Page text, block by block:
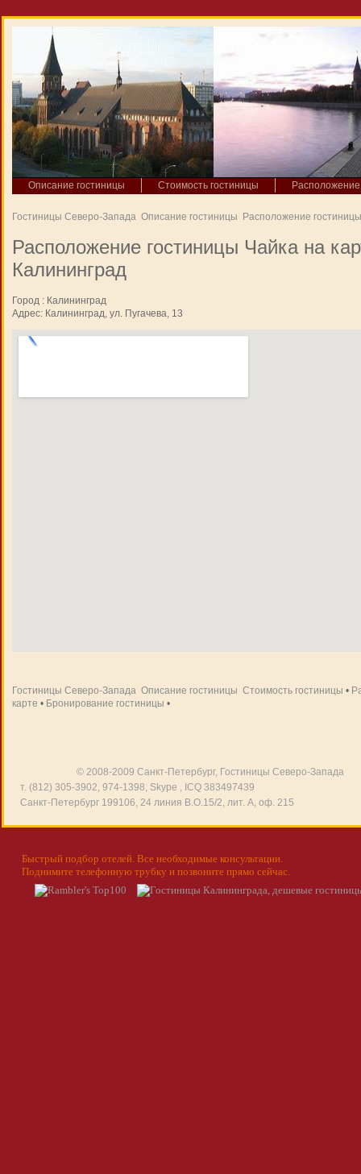
Описание гостиницы Стоимость гостиницы
Гостиницы Северо-Запада Описание гостиницы Расположение
Расположение гостиницы Чайка на
Калининград
Город : Калининград
Адрес: Калининград, ул. Пугачева, 13
Гостиницы Северо-Запада Описание гостиницы Стоимость гостиницы •
карте • Бронирование гостиницы •
© 2008-2009 Санкт-Петербург, Гостиницы Северо-Запада
т. (812) 305-3902, 974-1398, Skype , ICQ 383497439
Санкт-Петербург 199106, 24 линия В.О.15/2, лит. А, оф. 215
Быстрый подбор отелей. Все необходимые консультации.
Поднимите телефонную трубку и позвоните прямо сейчас.